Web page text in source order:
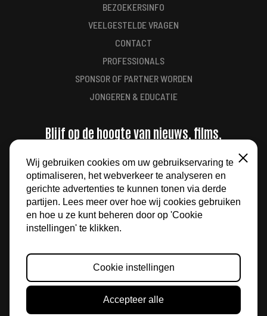
BEZOEKERSINFO
VEELGESTELDE VRAGEN
CONTACT
PROFESSIONALS
SPONSOR OF PARTNER WORDEN
JONGEREN & EDUCATIE
Blijf op de hoogte van nieuws, films,
AANMELDEN
ALGEMENE VOORWAARDEN
Wij gebruiken cookies om uw gebruikservaring te
optimaliseren, het webverkeer te analyseren en
gerichte advertenties te kunnen tonen via derde
partijen. Lees meer over hoe wij cookies gebruiken
en hoe u ze kunt beheren door op 'Cookie
instellingen' te klikken.
Sluiten
Cookie instellingen
Accepteer alle